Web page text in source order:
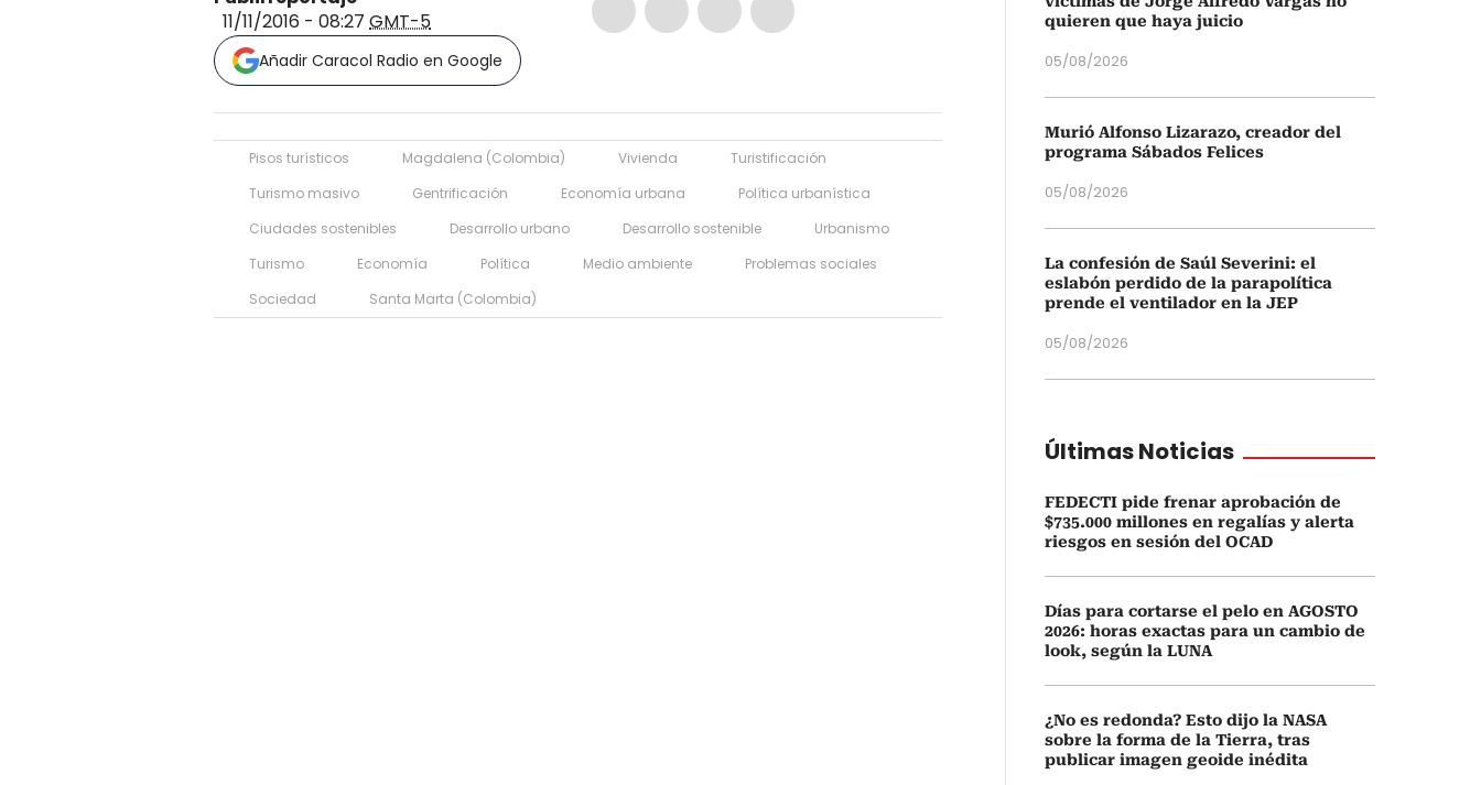
11/11/2016 - 08:27 GMT-5
Añadir Caracol Radio en Google
Pisos turísticos Magdalena (Colombia) Vivienda
Turistificación
Turismo masivo
Gentrificación Economía urbana
Política urbanística
Ciudades sostenibles
Desarrollo urbano Desarrollo sostenible
Urbanismo
Turismo
Economía Política Medio ambiente
Problemas sociales
Sociedad
Santa Marta (Colombia)
quieren que haya juicio
05/08/2026
Murió Alfonso Lizarazo, creador del
programa Sábados Felices
05/08/2026
La confesión de Saúl Severini: el
eslabón perdido de la parapolítica
prende el ventilador en la JEP
05/08/2026
Últimas Noticias
FEDECTI pide frenar aprobación de
$735.000 millones en regalías y alerta
riesgos en sesión del OCAD
Días para cortarse el pelo en AGOSTO
2026: horas exactas para un cambio de
look, según la LUNA
¿No es redonda? Esto dijo la NASA
sobre la forma de la Tierra, tras
publicar imagen geoide inédita